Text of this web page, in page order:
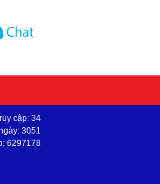
cập: 34
3051
6297178